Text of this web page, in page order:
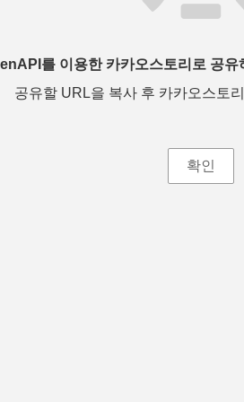
를 이용한 카카오스토리로 공
공유할 URL을 복사 후 카카오스토
확인